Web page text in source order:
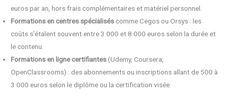
euros par an, hors frais complémentaires et matériel personnel.
Formations en centres spécialisés comme Cegos ou Orsys : les
coûts s’étalent souvent entre 3 000 et 8 000 euros selon la durée et
le contenu.
Formations en ligne certifiantes (Udemy, Coursera,
OpenClassrooms) : des abonnements ou inscriptions allant de 500 à
3 000 euros selon le diplôme ou la certification visée.